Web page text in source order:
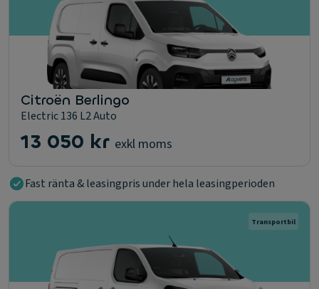
Citroën Berlingo
Electric 136 L2 Auto
13 050 kr exkl moms
Fast ränta & leasingpris under hela leasingperioden
Transportbil